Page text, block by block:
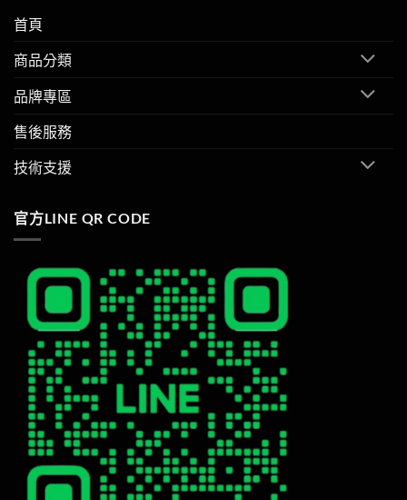
首頁
商品分類
品牌專區
售後服務
技術支援
官方LINE QR CODE